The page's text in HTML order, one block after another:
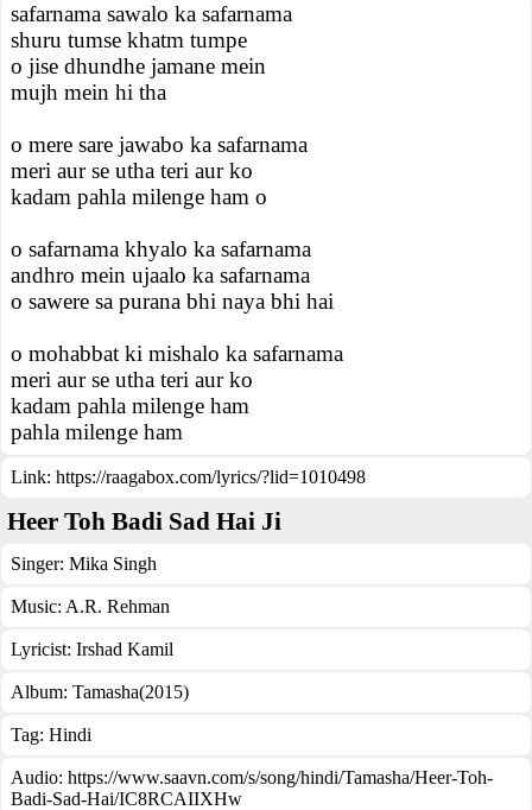
safarnama sawalo ka safarnama
shuru tumse khatm tumpe
o jise dhundhe jamane mein
mujh mein hi tha
o mere sare jawabo ka safarnama
meri aur se utha teri aur ko
kadam pahla milenge ham o
o safarnama khyalo ka safarnama
andhro mein ujaalo ka safarnama
o sawere sa purana bhi naya bhi hai
o mohabbat ki mishalo ka safarnama
meri aur se utha teri aur ko
kadam pahla milenge ham
pahla milenge ham
Link: https://raagabox.com/lyrics/?lid=1010498
Heer Toh Badi Sad Hai Ji
Singer: Mika Singh
Music: A.R. Rehman
Lyricist: Irshad Kamil
Album: Tamasha(2015)
Tag: Hindi
Audio: https://www.saavn.com/s/song/hindi/Tamasha/Heer-Toh-
Badi-Sad-Hai/IC8RCAIIXHw